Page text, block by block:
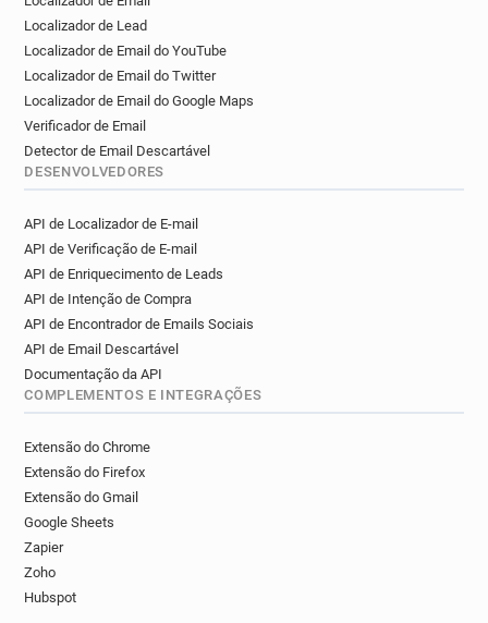
Localizador de Lead
Localizador de Email do YouTube
Localizador de Email do Twitter
Localizador de Email do Google Maps
Verificador de Email
Detector de Email Descartável
DESENVOLVEDORES
API de Localizador de E-mail
API de Verificação de E-mail
API de Enriquecimento de Leads
API de Intenção de Compra
API de Encontrador de Emails Sociais
API de Email Descartável
Documentação da API
COMPLEMENTOS E INTEGRAÇÕES
Extensão do Chrome
Extensão do Firefox
Extensão do Gmail
Google Sheets
Zapier
Zoho
Hubspot